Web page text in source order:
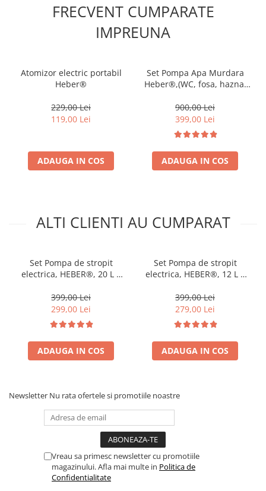
FRECVENT CUMPARATE
IMPREUNA
Atomizor electric portabil
Heber®
229,00 Lei
119,00 Lei
ADAUGA IN COS
Set Pompa Apa Murdara
Heber®,(WC, fosa, hazna)
plutitor +20m Furtun
pompieri 2"+cuple metalice
900,00 Lei
399,00 Lei
ADAUGA IN COS
ALTI CLIENTI AU CUMPARAT
Set Pompa de stropit
electrica, HEBER®, 20 L +
399,00 Lei
299,00 Lei
ADAUGA IN COS
Set Pompa de stropit
electrica, HEBER®, 12 L +
399,00 Lei
279,00 Lei
ADAUGA IN COS
Newsletter Nu rata ofertele si promotiile noastre
Vreau sa primesc newsletter cu promotiile
magazinului. Afla mai multe in Politica de
Confidentialitate